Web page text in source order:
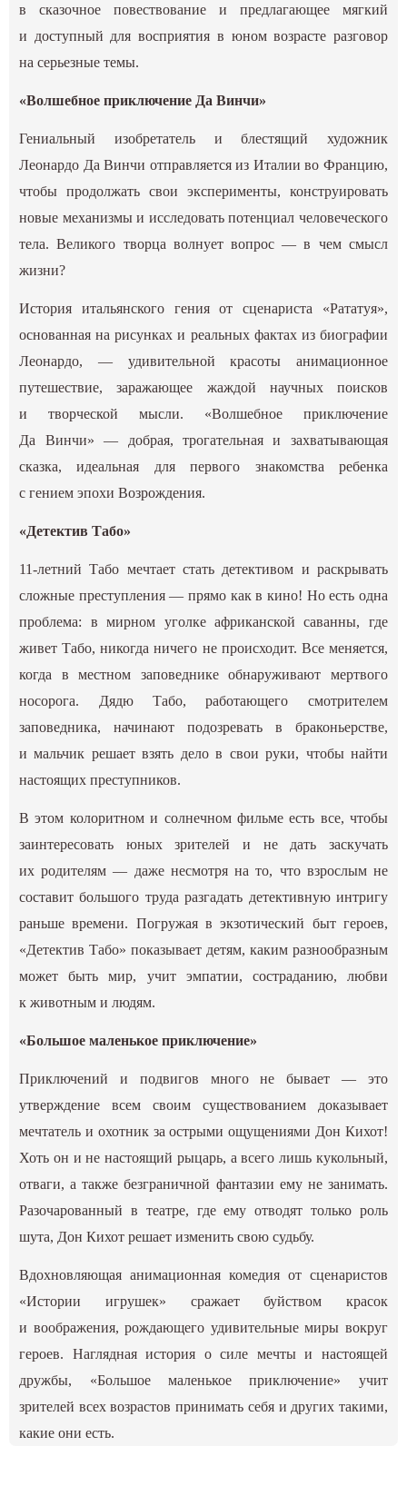
в сказочное повествование и предлагающее мягкий
и доступный для восприятия в юном возрасте разговор
на серьезные темы.
«Волшебное приключение Да Винчи»
Гениальный изобретатель и блестящий художник
Леонардо Да Винчи отправляется из Италии во Францию,
чтобы продолжать свои эксперименты, конструировать
новые механизмы и исследовать потенциал человеческого
тела. Великого творца волнует вопрос — в чем смысл
жизни?
История итальянского гения от сценариста «Рататуя»,
основанная на рисунках и реальных фактах из биографии
Леонардо, — удивительной красоты анимационное
путешествие, заражающее жаждой научных поисков
и творческой мысли. «Волшебное приключение
Да Винчи» — добрая, трогательная и захватывающая
сказка, идеальная для первого знакомства ребенка
с гением эпохи Возрождения.
«Детектив Табо»
11-летний Табо мечтает стать детективом и раскрывать
сложные преступления — прямо как в кино! Но есть одна
проблема: в мирном уголке африканской саванны, где
живет Табо, никогда ничего не происходит. Все меняется,
когда в местном заповеднике обнаруживают мертвого
носорога. Дядю Табо, работающего смотрителем
заповедника, начинают подозревать в браконьерстве,
и мальчик решает взять дело в свои руки, чтобы найти
настоящих преступников.
В этом колоритном и солнечном фильме есть все, чтобы
заинтересовать юных зрителей и не дать заскучать
их родителям — даже несмотря на то, что взрослым не
составит большого труда разгадать детективную интригу
раньше времени. Погружая в экзотический быт героев,
«Детектив Табо» показывает детям, каким разнообразным
может быть мир, учит эмпатии, состраданию, любви
к животным и людям.
«Большое маленькое приключение»
Приключений и подвигов много не бывает — это
утверждение всем своим существованием доказывает
мечтатель и охотник за острыми ощущениями Дон Кихот!
Хоть он и не настоящий рыцарь, а всего лишь кукольный,
отваги, а также безграничной фантазии ему не занимать.
Разочарованный в театре, где ему отводят только роль
шута, Дон Кихот решает изменить свою судьбу.
Вдохновляющая анимационная комедия от сценаристов
«Истории игрушек» сражает буйством красок
и воображения, рождающего удивительные миры вокруг
героев. Наглядная история о силе мечты и настоящей
дружбы, «Большое маленькое приключение» учит
зрителей всех возрастов принимать себя и других такими,
какие они есть.